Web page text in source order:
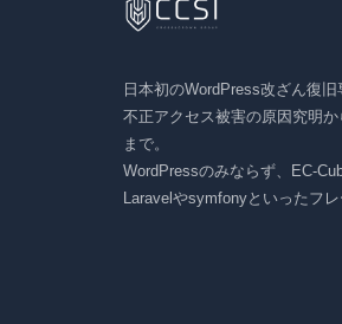
日本初のWordPress改ざん復旧
不正アクセス被害の原因究明
まで。
WordPressのみならず、EC-
Laravelやsymfonyといったフレ